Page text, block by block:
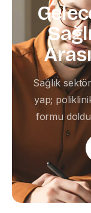
Sağlık
yap;
formu